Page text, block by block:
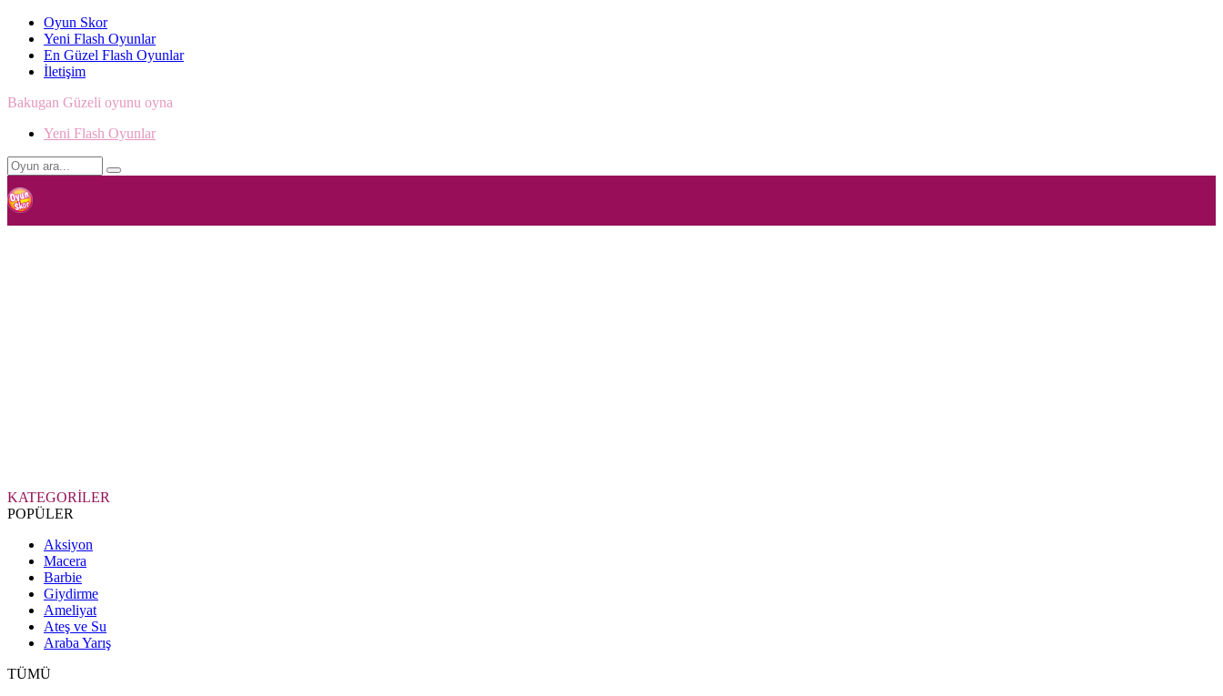
Oyun Skor
Yeni Flash Oyunlar
En Güzel Flash Oyunlar
İletişim
Bakugan Güzeli oyunu oyna
Yeni Flash Oyunlar
KATEGORİLER
POPÜLER
Aksiyon
Macera
Barbie
Giydirme
Ameliyat
Ateş ve Su
Araba Yarış
TÜMÜ